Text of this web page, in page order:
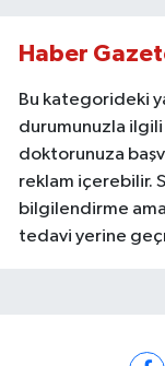
Haber
Bu kategorideki
durumunuzla
doktorunuza
reklam içerebilir.
bilgilendirme
tedavi yerine